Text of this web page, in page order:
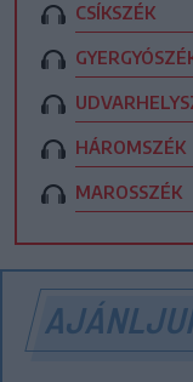
CSÍKSZÉK
HÁROMSZÉK
MAROSSZÉK